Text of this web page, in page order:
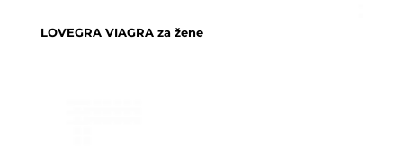
LOVEGRA VIAGRA za žene